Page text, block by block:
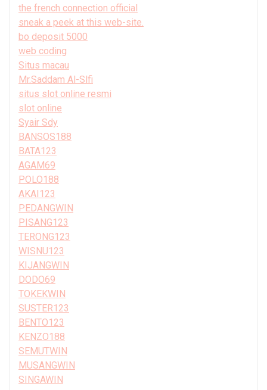
the french connection official
sneak a peek at this web-site.
bo deposit 5000
web coding
Situs macau
Mr.Saddam Al-Slfi
situs slot online resmi
slot online
Syair Sdy
BANSOS188
BATA123
AGAM69
POLO188
AKAI123
PEDANGWIN
PISANG123
TERONG123
WISNU123
KIJANGWIN
DODO69
TOKEKWIN
SUSTER123
BENTO123
KENZO188
SEMUTWIN
MUSANGWIN
SINGAWIN